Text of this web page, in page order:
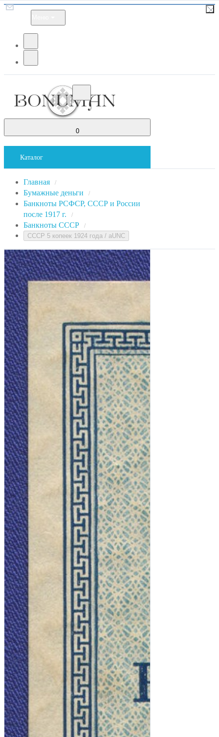
0
Каталог
Главная /
Бумажные деньги /
Банкноты РСФСР, СССР и России
после 1917 г.
/
Банкноты СССР /
СССР 5 копеек 1924 года / aUNC